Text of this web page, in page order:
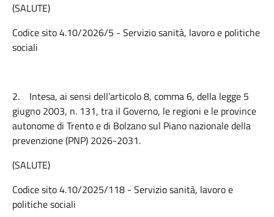
(SALUTE)
Codice sito 4.10/2026/5 - Servizio sanità, lavoro e politiche
sociali
2. Intesa, ai sensi dell’articolo 8, comma 6, della legge 5
giugno 2003, n. 131, tra il Governo, le regioni e le province
autonome di Trento e di Bolzano sul Piano nazionale della
prevenzione (PNP) 2026-2031.
(SALUTE)
Codice sito 4.10/2025/118 - Servizio sanità, lavoro e
politiche sociali